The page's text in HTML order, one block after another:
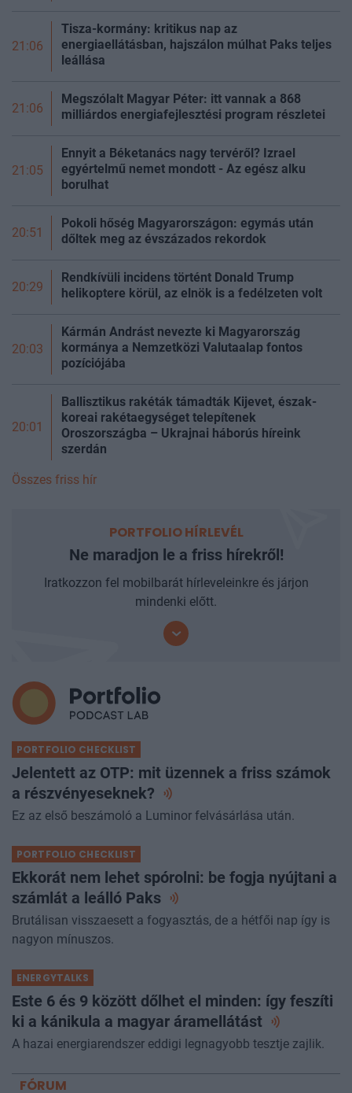
21:06
Tisza-kormány: kritikus nap az
energiaellátásban, hajszálon múlhat Paks teljes
leállása
21:06
Megszólalt Magyar Péter: itt vannak a 868
milliárdos energiafejlesztési program részletei
21:05
Ennyit a Béketanács nagy tervéről? Izrael
egyértelmű nemet mondott - Az egész alku
borulhat
20:51
Pokoli hőség Magyarországon: egymás után
dőltek meg az évszázados rekordok
20:29
Rendkívüli incidens történt Donald Trump
helikoptere körül, az elnök is a fedélzeten volt
20:03
Kármán Andrást nevezte ki Magyarország
kormánya a Nemzetközi Valutaalap fontos
pozíciójába
20:01
Ballisztikus rakéták támadták Kijevet, észak-
koreai rakétaegységet telepítenek
Oroszországba – Ukrajnai háborús híreink
szerdán
Összes friss hír
PORTFOLIO HÍRLEVÉL
Ne maradjon le a friss hírekről!
Iratkozzon fel mobilbarát hírleveleinkre és járjon
mindenki előtt.
PORTFOLIO CHECKLIST
Jelentett az OTP: mit üzennek a friss számok
a részvényeseknek?
Ez az első beszámoló a Luminor felvásárlása után.
PORTFOLIO CHECKLIST
Ekkorát nem lehet spórolni: be fogja nyújtani a
számlát a leálló Paks
Brutálisan visszaesett a fogyasztás, de a hétfői nap így is
nagyon mínuszos.
ENERGYTALKS
Este 6 és 9 között dőlhet el minden: így feszíti
ki a kánikula a magyar áramellátást
A hazai energiarendszer eddigi legnagyobb tesztje zajlik.
FÓRUM